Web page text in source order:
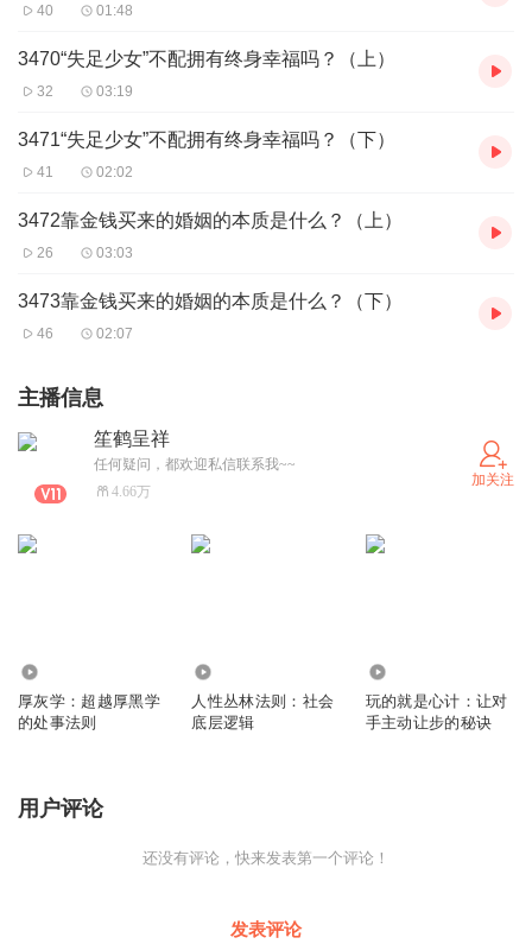
40 01:48
3470“失足少女”不配拥有终身幸福吗？（上）
32 03:19
3471“失足少女”不配拥有终身幸福吗？（下）
41 02:02
3472靠金钱买来的婚姻的本质是什么？（上）
26 03:03
3473靠金钱买来的婚姻的本质是什么？（下）
46 02:07
主播信息
笙鹤呈祥
任何疑问，都欢迎私信联系我~~
4.66万
加关注
厚灰学：超越厚黑学
的处事法则
人性丛林法则：社会
底层逻辑
玩的就是心计：让对
手主动让步的秘诀
用户评论
还没有评论，快来发表第一个评论！
发表评论